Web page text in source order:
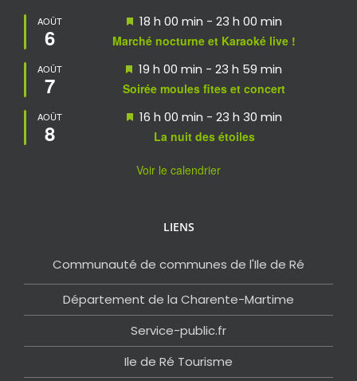
AOÛT
6
Mis
en
avant
18 h 00 min - 23 h 00 min
Marché nocturne et Karaoké live !
AOÛT
7
Mis
en
avant
19 h 00 min - 23 h 59 min
Soirée moules fites et concert
AOÛT
8
Mis
avant
16 h 00 min - 23 h 30 min
La nuit des étoiles
Voir le calendrier
LIENS
Communauté de communes de l'Ile de Ré
Département de la Charente-Martime
Service-public.fr
Ile de Ré Tourisme